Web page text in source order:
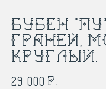
БУБЕН
ГРАНЕЙ,
КРУГЛЫЙ.
29 000 р.